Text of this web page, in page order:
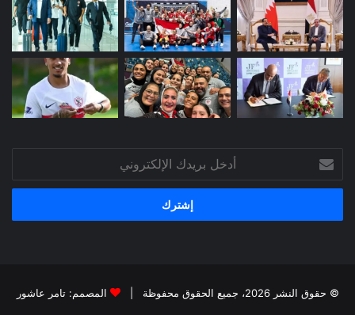
بريدك
الإلكتروني
© حقوق النشر 2026، جميع الحقوق محفوظة | المصمم: تامر عاشور